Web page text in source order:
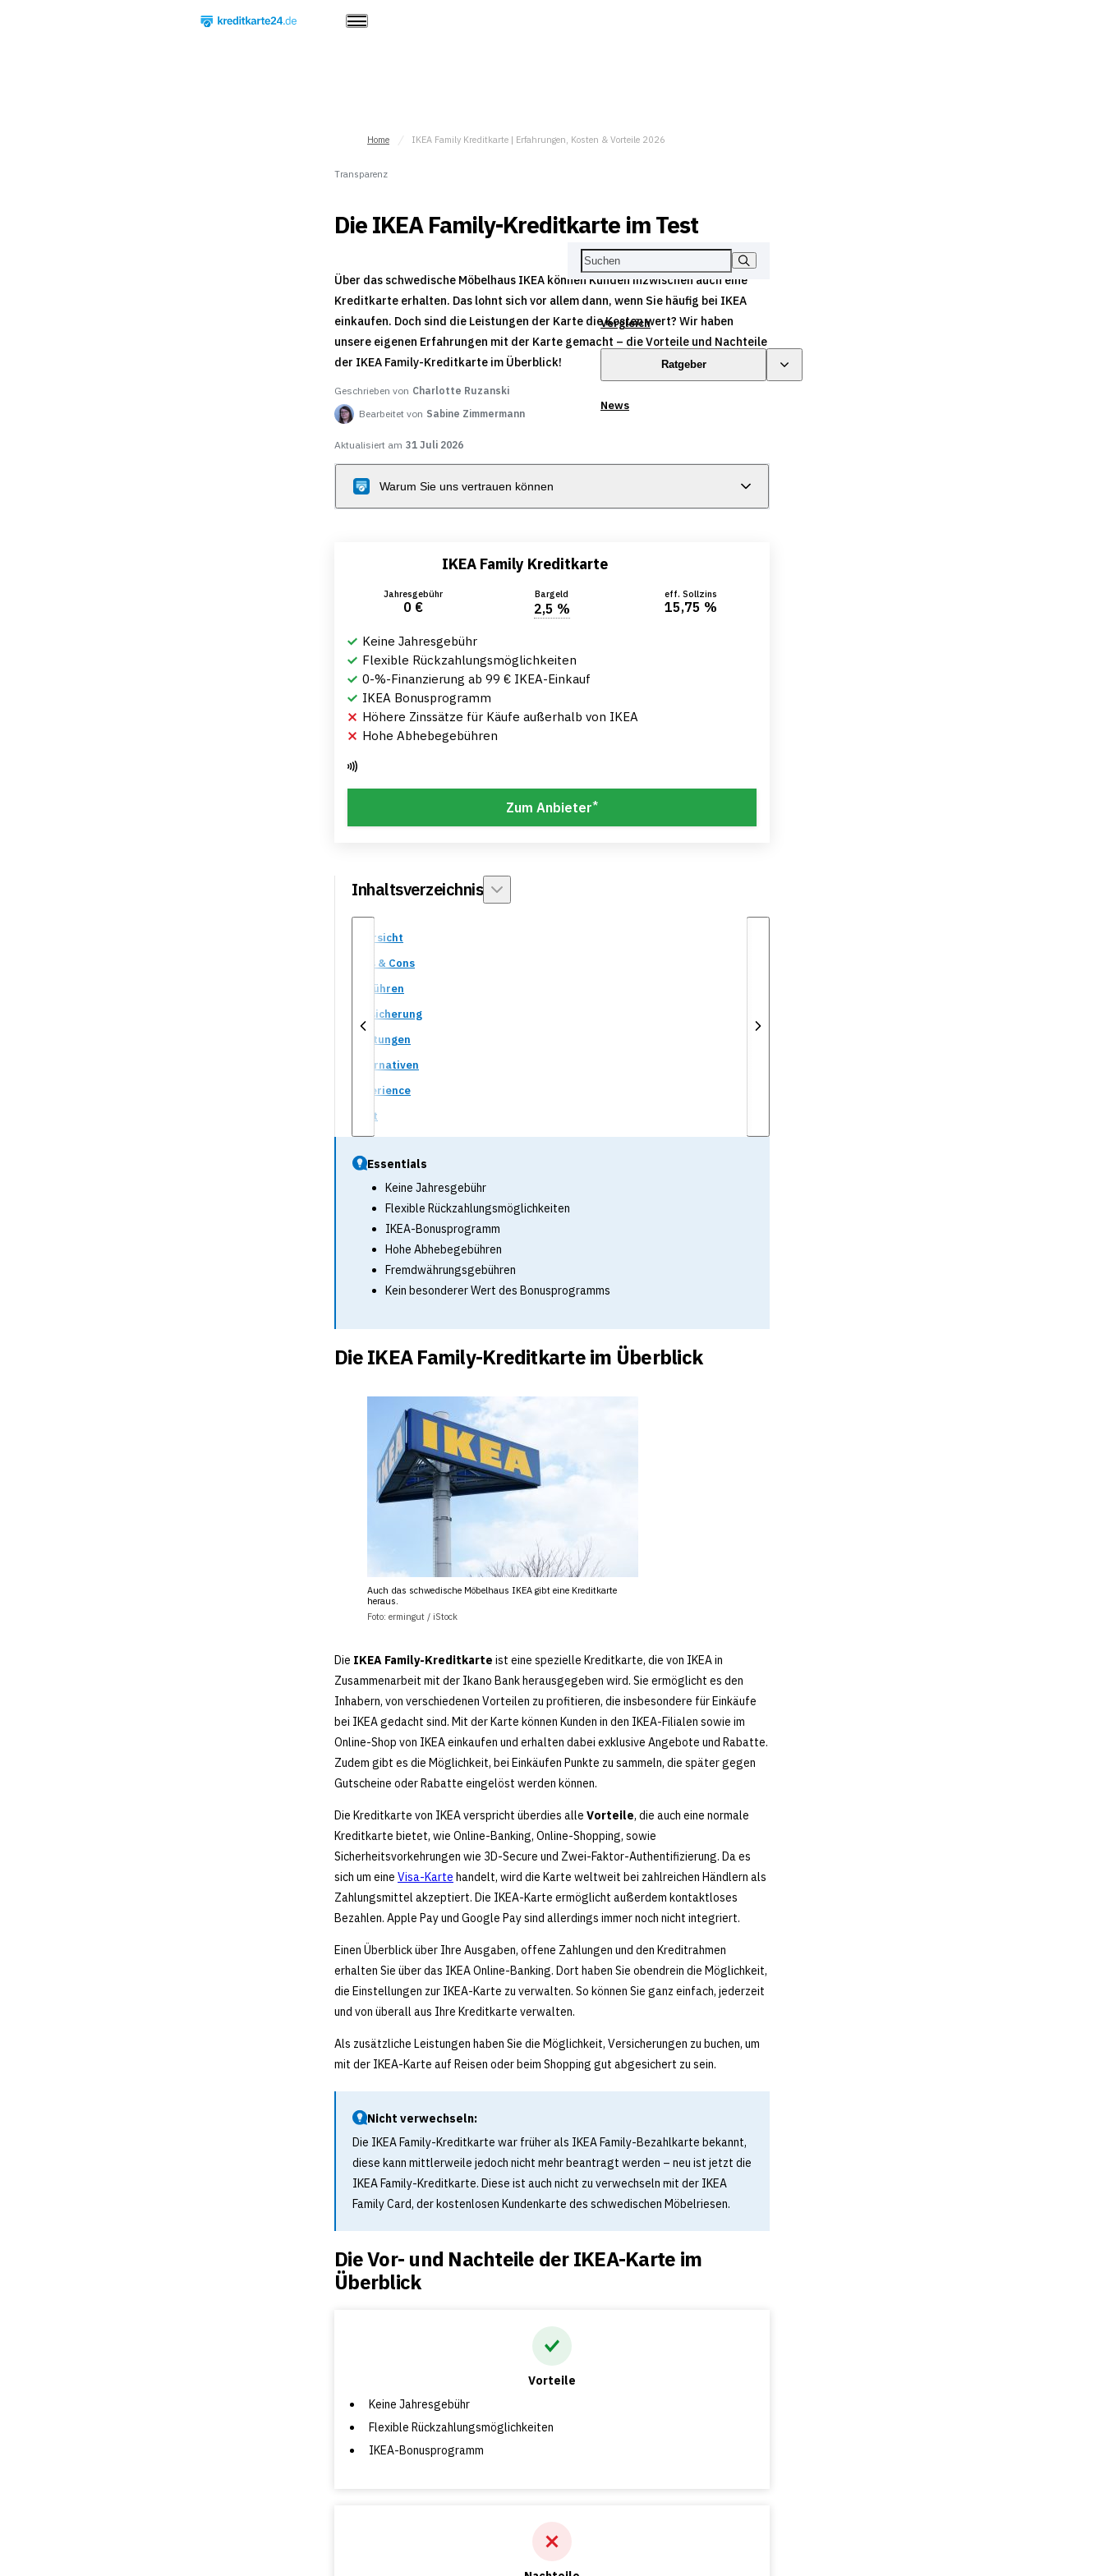
Vergleich
Ratgeber
News
Home IKEA Family Kreditkarte | Erfahrungen, Kosten & Vorteile 2026
Transparenz
Die IKEA Family-Kreditkarte im Test
Über das schwedische Möbelhaus IKEA können Kunden inzwischen auch eine
Kreditkarte erhalten. Das lohnt sich vor allem dann, wenn Sie häufig bei IKEA
einkaufen. Doch sind die Leistungen der Karte die Kosten wert? Wir haben
unsere eigenen Erfahrungen mit der Karte gemacht – die Vorteile und Nachteile
der IKEA Family-Kreditkarte im Überblick!
Geschrieben von Charlotte Ruzanski
Bearbeitet von Sabine Zimmermann
Aktualisiert am 31 Juli 2026
Warum Sie uns vertrauen können
IKEA Family Kreditkarte
Jahresgebühr
0 €
Bargeld
2,5 %
eff. Sollzins
15,75 %
Keine Jahresgebühr
Flexible Rückzahlungsmöglichkeiten
0-%-Finanzierung ab 99 € IKEA-Einkauf
IKEA Bonusprogramm
Höhere Zinssätze für Käufe außerhalb von IKEA
Hohe Abhebegebühren
Zum Anbieter*
Inhaltsverzeichnis
Übersicht
Pros & Cons
Gebühren
Versicherung
Leistungen
Alternativen
Experience
Fazit
Essentials
Keine Jahresgebühr
Flexible Rückzahlungsmöglichkeiten
IKEA-Bonusprogramm
Hohe Abhebegebühren
Fremdwährungsgebühren
Kein besonderer Wert des Bonusprogramms
Die IKEA Family-Kreditkarte im Überblick
Auch das schwedische Möbelhaus IKEA gibt eine Kreditkarte
heraus.
Foto: ermingut / iStock
Die IKEA Family-Kreditkarte ist eine spezielle Kreditkarte, die von IKEA in
Zusammenarbeit mit der Ikano Bank herausgegeben wird. Sie ermöglicht es den
Inhabern, von verschiedenen Vorteilen zu profitieren, die insbesondere für Einkäufe
bei IKEA gedacht sind. Mit der Karte können Kunden in den IKEA-Filialen sowie im
Online-Shop von IKEA einkaufen und erhalten dabei exklusive Angebote und Rabatte.
Zudem gibt es die Möglichkeit, bei Einkäufen Punkte zu sammeln, die später gegen
Gutscheine oder Rabatte eingelöst werden können.
Die Kreditkarte von IKEA verspricht überdies alle Vorteile, die auch eine normale
Kreditkarte bietet, wie Online-Banking, Online-Shopping, sowie
Sicherheitsvorkehrungen wie 3D-Secure und Zwei-Faktor-Authentifizierung. Da es
sich um eine Visa-Karte handelt, wird die Karte weltweit bei zahlreichen Händlern als
Zahlungsmittel akzeptiert. Die IKEA-Karte ermöglicht außerdem kontaktloses
Bezahlen. Apple Pay und Google Pay sind allerdings immer noch nicht integriert.
Einen Überblick über Ihre Ausgaben, offene Zahlungen und den Kreditrahmen
erhalten Sie über das IKEA Online-Banking. Dort haben Sie obendrein die Möglichkeit,
die Einstellungen zur IKEA-Karte zu verwalten. So können Sie ganz einfach, jederzeit
und von überall aus Ihre Kreditkarte verwalten.
Als zusätzliche Leistungen haben Sie die Möglichkeit, Versicherungen zu buchen, um
mit der IKEA-Karte auf Reisen oder beim Shopping gut abgesichert zu sein.
Nicht verwechseln:
Die IKEA Family-Kreditkarte war früher als IKEA Family-Bezahlkarte bekannt,
diese kann mittlerweile jedoch nicht mehr beantragt werden – neu ist jetzt die
IKEA Family-Kreditkarte. Diese ist auch nicht zu verwechseln mit der IKEA
Family Card, der kostenlosen Kundenkarte des schwedischen Möbelriesen.
Die Vor- und Nachteile der IKEA-Karte im
Überblick
Vorteile
Keine Jahresgebühr
Flexible Rückzahlungsmöglichkeiten
IKEA-Bonusprogramm